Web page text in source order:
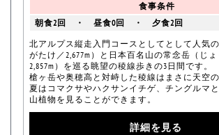
食事条件
朝食2回 ・ 昼食0回 ・ 夕食2回
北アルプス縦走入門コースとしてとして人気
がたけ／2,677m）と日本百名山の常念岳（じ
2,857m）を巡る眺望の稜線歩きの3日間です。
槍ヶ岳や奥穂高と対峙した稜線はまさに天空の
夏はコマクサやハクサンイチゲ、チングルマ
山植物を見ることができます。
詳細を見る